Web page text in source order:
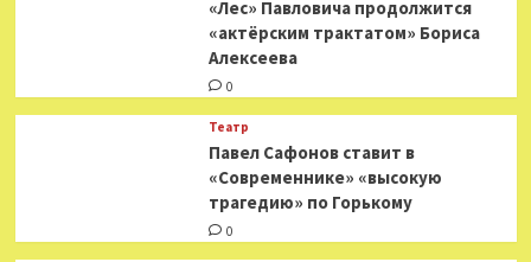
«Лес» Павловича продолжится
«актёрским трактатом» Бориса
Алексеева
0
Театр
Павел Сафонов ставит в
«Современнике» «высокую
трагедию» по Горькому
0